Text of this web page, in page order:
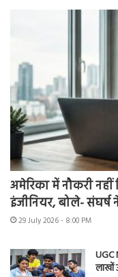
अमेरिका में नौकरी
इंजीनियर, बोले-
29 July 2026 - 8:00 PM
UGC
लाखों